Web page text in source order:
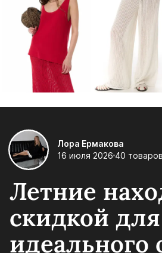
Лора Ермакова
16 июля 2026 40 товаров
Летние
скидкой для
идеального